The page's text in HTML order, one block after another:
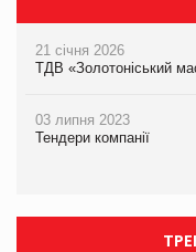
21 січня 2026
ТДВ «Золотоніський
03 липня 2023
Тендери компанії